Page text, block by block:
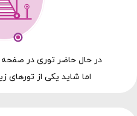
در حال‌ حاضر توری در صفحه
اما شاید یکی از تورهای